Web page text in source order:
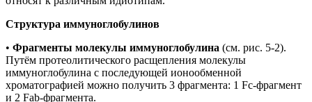
Структура иммуноглобулинов
• Фрагменты молекулы иммуноглобулина (см. рис. 5-2).
Путём протеолитического расщепления молекулы
иммуноглобулина с последующей ионообменной
хроматографией можно получить 3 фрагмента: 1 Fc-фрагмент
и 2 Fab-фрагмента.